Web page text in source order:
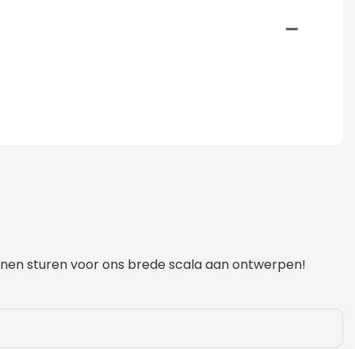
sturen voor ons brede scala aan ontwerpen!